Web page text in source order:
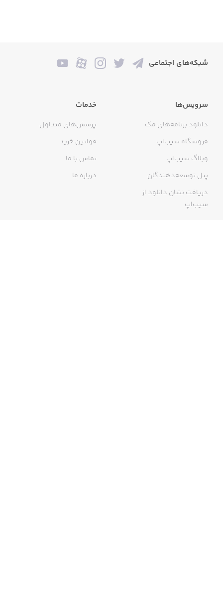
شبکه‌های اجتماعی
سرویس‌ها
دانلود برنامه‌های مک
فروشگاه سیب‌اپ
وبلاگ سیب‌اپ
پنل توسعه‌دهندگان
دریافت نشان دانلود از
سیب‌اپ
خدمات
پرسش‌های متداول
قوانین خرید
تماس با ما
درباره ما